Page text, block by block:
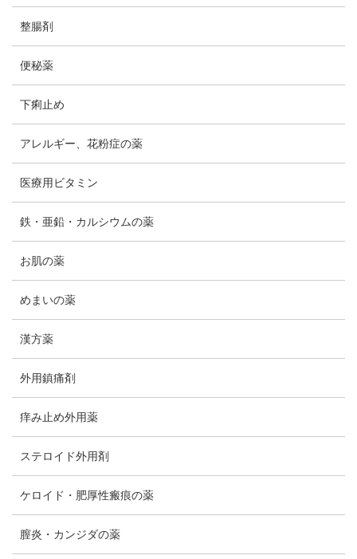
整腸剤
便秘薬
下痢止め
アレルギー、花粉症の薬
医療用ビタミン
鉄・亜鉛・カルシウムの薬
お肌の薬
めまいの薬
漢方薬
外用鎮痛剤
痒み止め外用薬
ステロイド外用剤
ケロイド・肥厚性瘢痕の薬
膣炎・カンジダの薬